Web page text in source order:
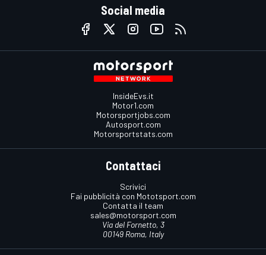
Social media
InsideEvs.it
Motor1.com
Motorsportjobs.com
Autosport.com
Motorsportstats.com
Contattaci
Scrivici
Fai pubblicità con Mototsport.com
Contatta il team
sales@motorsport.com
Via del Fornetto, 3
00149 Roma, Italy